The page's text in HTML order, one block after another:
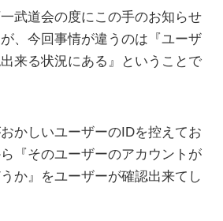
武道会の度にこの手のお知らせ
、今回事情が違うのは『ユーザ
来る状況にある』ということで
かしいユーザーのIDを控えてお
『そのユーザーのアカウントが
か』をユーザーが確認出来てし